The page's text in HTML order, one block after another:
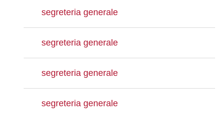
segreteria generale
segreteria generale
segreteria generale
segreteria generale